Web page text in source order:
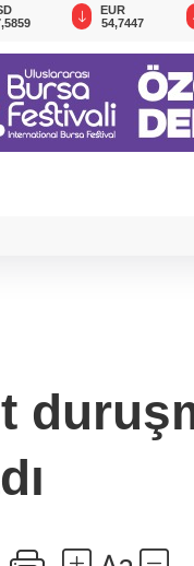
EUR
54,7447